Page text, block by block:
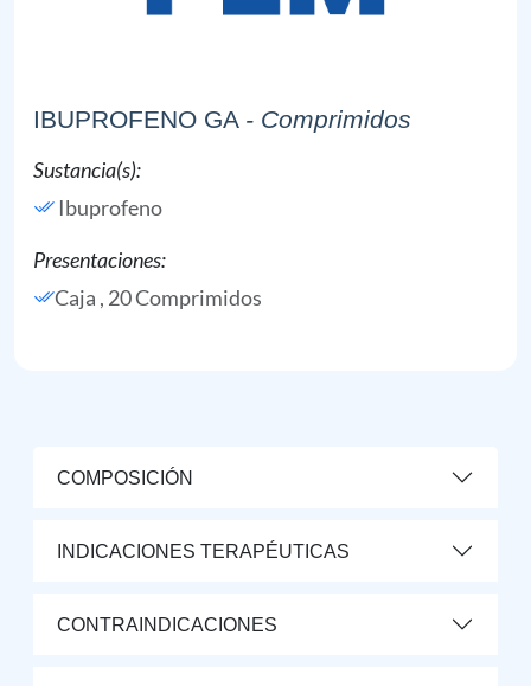
IBUPROFENO GA - Comprimidos
Sustancia(s):
Ibuprofeno
Presentaciones:
Caja , 20 Comprimidos
COMPOSICIÓN
INDICACIONES TERAPÉUTICAS
CONTRAINDICACIONES